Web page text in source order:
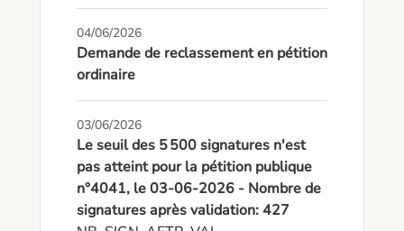
04/06/2026
Demande de reclassement en pétition
ordinaire
03/06/2026
Le seuil des 5 500 signatures n'est
pas atteint pour la pétition publique
n°4041, le 03-06-2026 - Nombre de
signatures après validation: 427